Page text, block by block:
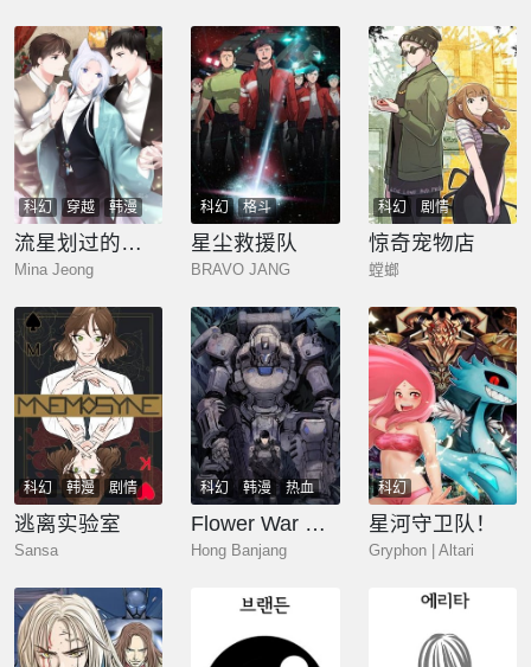
科幻 穿越 韩漫
流星划过的街道
Mina Jeong
科幻 格斗
星尘救援队
BRAVO JANG
科幻 剧情
惊奇宠物店
螳螂
科幻 韩漫
剧情
悬疑
逃离实验室
Sansa
科幻 韩漫
热血
奇幻
少年 玄幻
Flower War 第一季
Hong Banjang
科幻
星河守卫队！
Gryphon | Altari